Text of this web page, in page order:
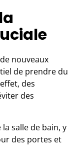
nouveaux
de prendre du
des
des
la salle de bain, y
des portes et